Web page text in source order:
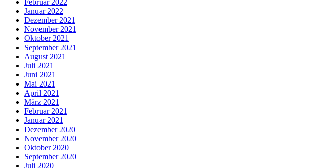
Februar 2022
Januar 2022
Dezember 2021
November 2021
Oktober 2021
September 2021
August 2021
Juli 2021
Juni 2021
Mai 2021
April 2021
März 2021
Februar 2021
Januar 2021
Dezember 2020
November 2020
Oktober 2020
September 2020
Juli 2020